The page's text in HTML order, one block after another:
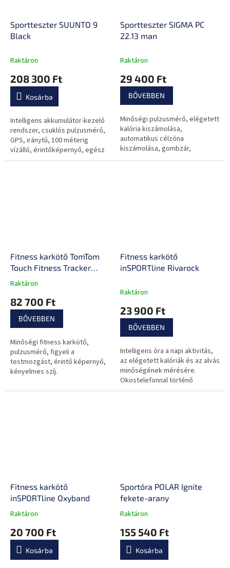
Sportteszter SUUNTO 9
Black
Raktáron
208 300 Ft
Kosárba
Intelligens akkumulátor-kezelő
rendszer, csuklós pulzusmérő,
GPS, iránytű, 100 méterig
vízálló, érintőképernyő, egész
napos aktivitásfigyelés.
Sportteszter SIGMA PC
22.13 man
Raktáron
29 400 Ft
BŐVEBBEN
Minőségi pulzusmérő, elégetett
kalória kiszámolása,
automatikus célzóna
kiszámolása, gombzár,
megvilágítás, vízálló.
Fitness karkötő TomTom
Touch Fitness Tracker
Cardio
A
átlagos
értékelése
0,0
csillag.
Raktáron
82 700 Ft
BŐVEBBEN
Minőségi fitness karkötő,
pulzusmérő, figyeli a
testmozgást, érintő képernyő,
kényelmes szíj.
Fitness karkötő
inSPORTline Rivarock
Raktáron
23 900 Ft
BŐVEBBEN
Intelligens óra a napi aktivitás,
az elégetett kalóriák és az alvás
minőségének mérésére.
Okostelefonnal történő
kommunikáció, hívás és
Fitness karkötő
inSPORTline Oxyband
A
átlagos
értékelése
Raktáron
20 700 Ft
Kosárba
Sportóra POLAR Ignite
fekete-arany
A
átlagos
értékelése
Raktáron
155 540 Ft
Kosárba